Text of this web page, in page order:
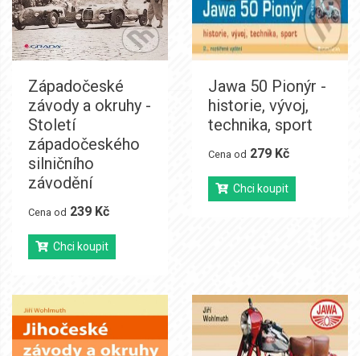
Západočeské
závody a okruhy -
Století
západočeského
silničního
závodění
Cena od 239 Kč
Chci koupit
Jawa 50 Pionýr -
historie, vývoj,
technika, sport
Cena od 279 Kč
Chci koupit